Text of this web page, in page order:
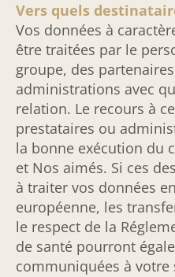
Vers quels
Vos données à
être traitées par le
groupe, des
administrations avec
relation. Le recours à
prestataires ou
la bonne exécution du
et Nos aimés. Si ces
à traiter vos données
européenne, les
le respect de la
de santé pourront
communiquées à votre